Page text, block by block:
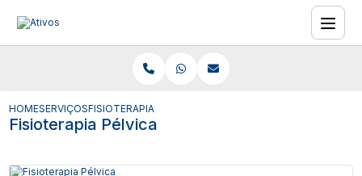
HOMESERVIÇOSFISIOTERAPIA PÉLVICA
Fisioterapia Pélvica